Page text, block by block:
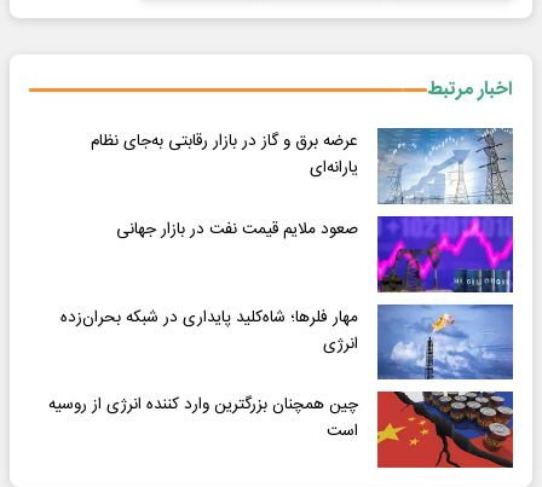
اخبار مرتبط
عرضه برق و گاز در بازار رقابتی به‌جای نظام
یارانه‌ای
صعود ملایم قیمت نفت در بازار جهانی
مهار فلرها؛ شاه‌کلید پایداری در شبکه بحران‌زده
انرژی
چین همچنان بزرگترین وارد کننده انرژی از روسیه
است